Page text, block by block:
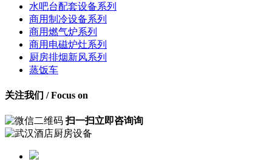
水吧台配套设备系列
商用制冷设备系列
商用燃气炉系列
商用电磁炉灶系列
厨房排烟新风系列
蒸饭车
关注我们 / Focus on
扫一扫立即咨询询